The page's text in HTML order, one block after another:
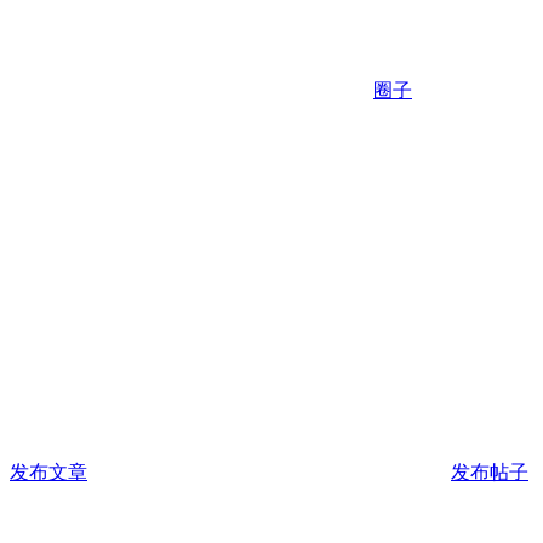
圈子
发布文章 发布帖子